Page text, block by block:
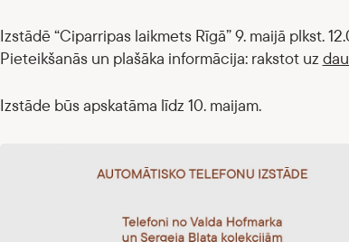
Izstādē “Ciparripas laikmets Rīgā” 9. maijā plkst.
Pieteikšanās un plašāka informācija: rakstot uz
Izstāde būs apskatāma līdz 10. maijam.